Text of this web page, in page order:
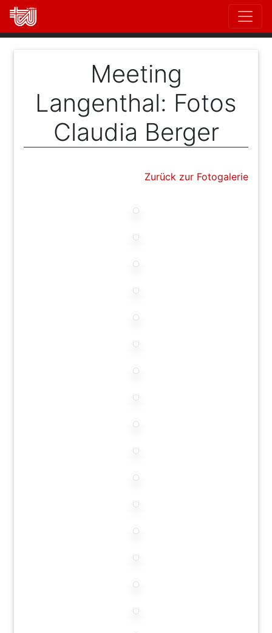
Direkt
zum
Inhalt
Meeting
Langenthal: Fotos
Claudia Berger
Zurück zur Fotogalerie